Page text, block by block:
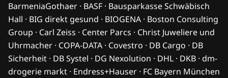
BarmeniaGothaer · BASF · Bausparkasse Schwäbisch
Hall · BIG direkt gesund · BIOGENA · Boston Consulting
Group · Carl Zeiss · Center Parcs · Christ Juweliere und
Uhrmacher · COPA-DATA · Covestro · DB Cargo · DB
Sicherheit · DB Systel · DG Nexolution · DHL · DKB · dm-
drogerie markt · Endress+Hauser · FC Bayern München